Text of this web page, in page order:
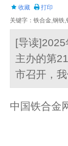
收藏 打印
关键字：铁合金,钢铁
[导读
主办的第
市召开，
中国铁合金